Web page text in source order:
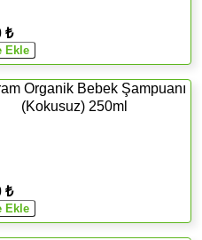
₺
Organik Bebek Şampuanı
(Kokusuz) 250ml
₺